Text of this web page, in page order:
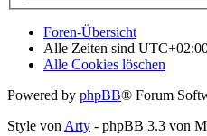
Foren-Übersicht
Alle Zeiten sind
Alle Cookies löschen
Powered by phpBB® Forum
Style von Arty - phpBB 3.3 von